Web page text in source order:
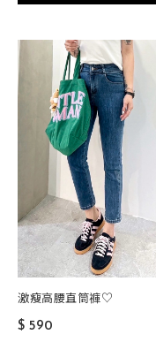
激瘦高腰直筒褲♡
$ 590